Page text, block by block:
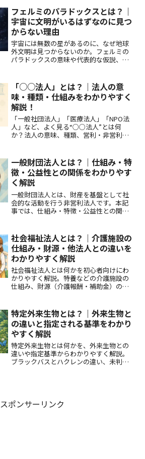
フェルミのパラドックスとは？｜
宇宙に文明がいるはずなのに見つ
からない理由
宇宙には無数の星があるのに、なぜ地球
外文明は見つからないのか。フェルミの
パラドックスの意味や代表的な仮説、人
「○○法人」とは？｜法人の意
味・種類・仕組みをわかりやすく
解説！
「一般社団法人」「医療法人」「NPO法
人」など、よく見る“○○法人”とは何
か？法人の意味、種類、営利・非営利の
一般財団法人とは？｜仕組み・特
徴・公益性との関係をわかりやす
く解説
一般財団法人とは、財産を基盤として社
会的な活動を行う非営利法人です。本記
事では、仕組み・特徴・公益性との関
します。
社会福祉法人とは？｜介護施設の
仕組み・財源・他法人との違いを
わかりやすく解説
社会福祉法人とは何かを初心者向けにわ
かりやすく解説。特養などの介護施設の
仕組み、財源（介護報酬・補助金）のお
特定外来生物とは？｜外来生物と
の違いと指定される基準をわかり
やすく解説
特定外来生物とは何かを、外来生物との
違いや指定基準からわかりやすく解説。
ブラックバスとハクレンの違い、未判定
スポンサーリンク